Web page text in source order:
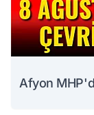
Afyon